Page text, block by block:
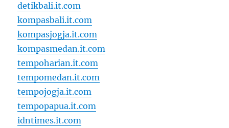
detikbali.it.com
kompasbali.it.com
kompasjogja.it.com
kompasmedan.it.com
tempoharian.it.com
tempomedan.it.com
tempojogja.it.com
tempopapua.it.com
idntimes.it.com